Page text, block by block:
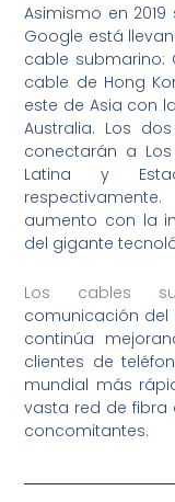
Asimismo en
Google está
cable submarino:
cable de Hong
este de Asia con
Australia. Los
conectarán a
Latina y
aumento con la
del gigante
Los cables
comunicación del
continúa
clientes de
mundial más
vasta red de fibra
concomitantes.
Ant